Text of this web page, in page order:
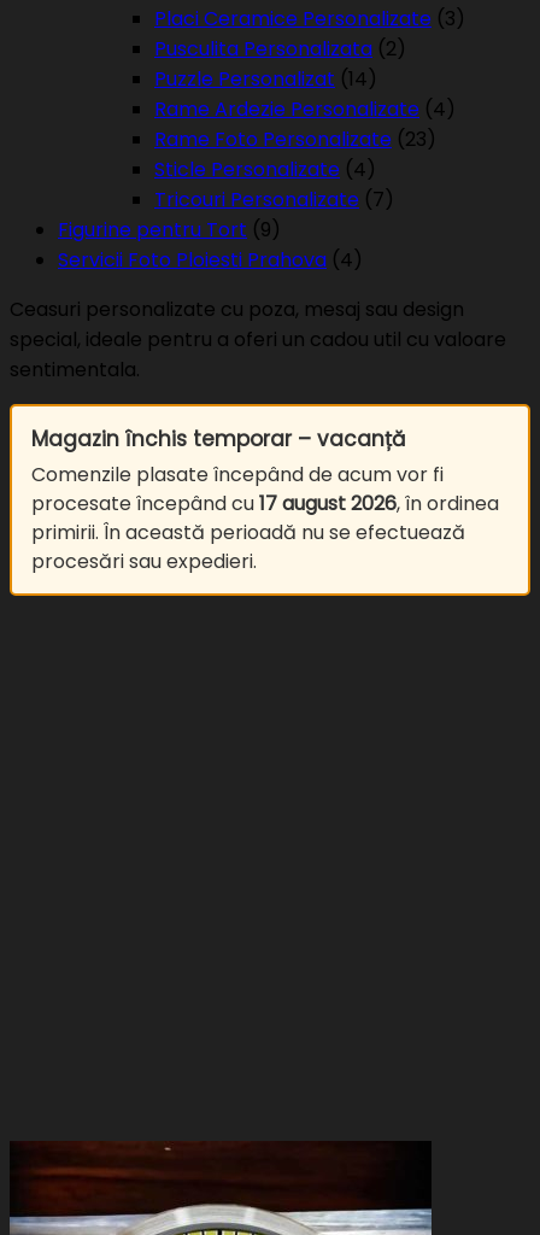
Placi Ceramice Personalizate (3)
Pusculita Personalizata (2)
Puzzle Personalizat (14)
Rame Ardezie Personalizate (4)
Rame Foto Personalizate (23)
Sticle Personalizate (4)
Tricouri Personalizate (7)
Figurine pentru Tort (9)
Servicii Foto Ploiesti Prahova (4)
Ceasuri personalizate cu poza, mesaj sau design
special, ideale pentru a oferi un cadou util cu valoare
sentimentala.
Magazin închis temporar – vacanță
Comenzile plasate începând de acum vor fi
procesate începând cu17 august 2026, în ordinea
primirii. În această perioadă nu se efectuează
procesări sau expedieri.